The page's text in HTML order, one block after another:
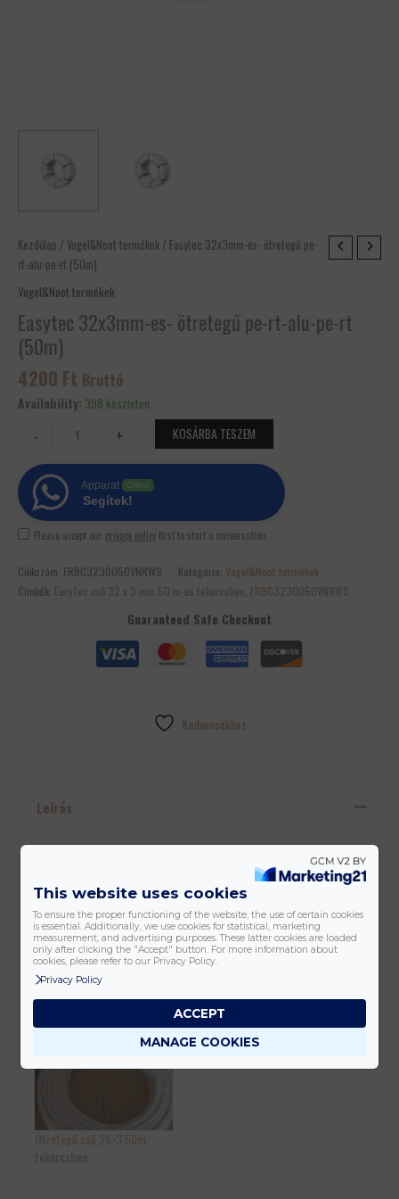
Kezdőlap / Vogel&Noot termékek / Easytec 32x3mm-es- ötretegű pe-
rt-alu-pe-rt (50m)
Vogel&Noot termékek
Easytec 32x3mm-es- ötretegű pe-rt-alu-pe-rt
(50m)
4200 Ft Bruttó
Availability: 398 készleten
-
Easytec
32x3mm-
es-
ötretegű
pe-
rt-
alu-
pe-
rt
mennyiség
+ KOSÁRBA TESZEM
Apparat Online
Segítek!
Please accept our privacy policyfirst to start a conversation.
Cikkszám: FRBC3230050VNRWS Kategória: Vogel&Noot termékek
Címkék: EasyTec cső 32 x 3 mm 50 m-es tekercsben FRBC3230050VNRWS
Guaranteed Safe Checkout
Kedvencekhez
Leírás
(50m)
tekercsben
Ötrétegű cső 26×3 50m
tekercsben
This website uses cookies
To ensure the proper functioning of the website, the use of certain cookies
is essential. Additionally, we use cookies for statistical, marketing
measurement, and advertising purposes. These latter cookies are loaded
only after clicking the "Accept" button. For more information about
cookies, please refer to our Privacy Policy.
Privacy Policy
MANAGE COOKIES
ACCEPT